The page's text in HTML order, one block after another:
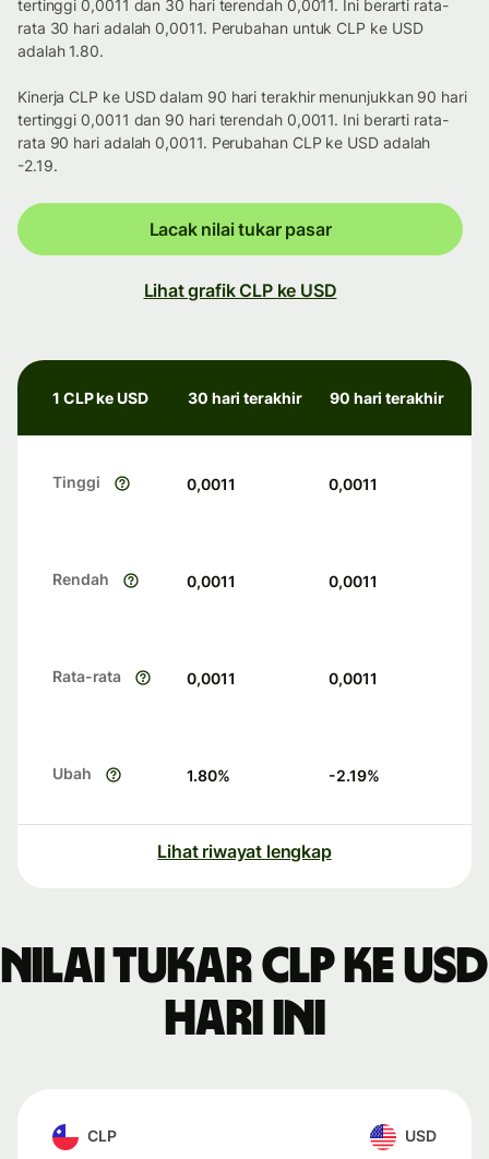
tertinggi 0,0011 dan 30 hari terendah 0,0011. Ini berarti rata-
rata 30 hari adalah 0,0011. Perubahan untuk CLP ke USD
adalah 1.80.
Kinerja CLP ke USD dalam 90 hari terakhir menunjukkan 90 hari
tertinggi 0,0011 dan 90 hari terendah 0,0011. Ini berarti rata-
rata 90 hari adalah 0,0011. Perubahan CLP ke USD adalah
-2.19.
Lacak nilai tukar pasar
Lihat grafik CLP ke USD
1 CLP ke USD 30 hari terakhir 90 hari terakhir
Tinggi 0,0011 0,0011
Rendah 0,0011 0,0011
Rata-rata 0,0011 0,0011
Ubah 1.80% -2.19%
Lihat riwayat lengkap
Nilai tukar CLP ke USD
hari ini
CLP USD